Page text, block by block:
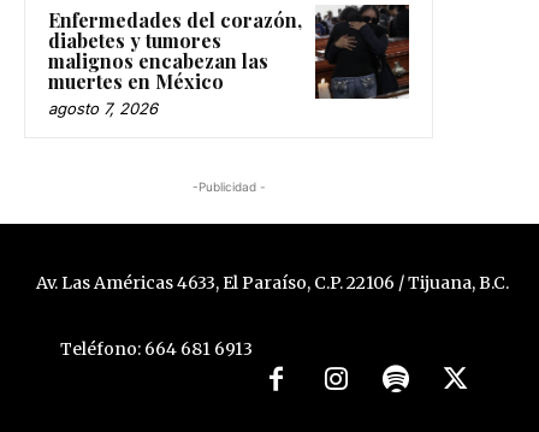
Enfermedades del corazón,
diabetes y tumores
malignos encabezan las
muertes en México
agosto 7, 2026
-Publicidad -
Av. Las Américas 4633, El Paraíso, C.P. 22106 / Tijuana, B.C.
Teléfono: 664 681 6913